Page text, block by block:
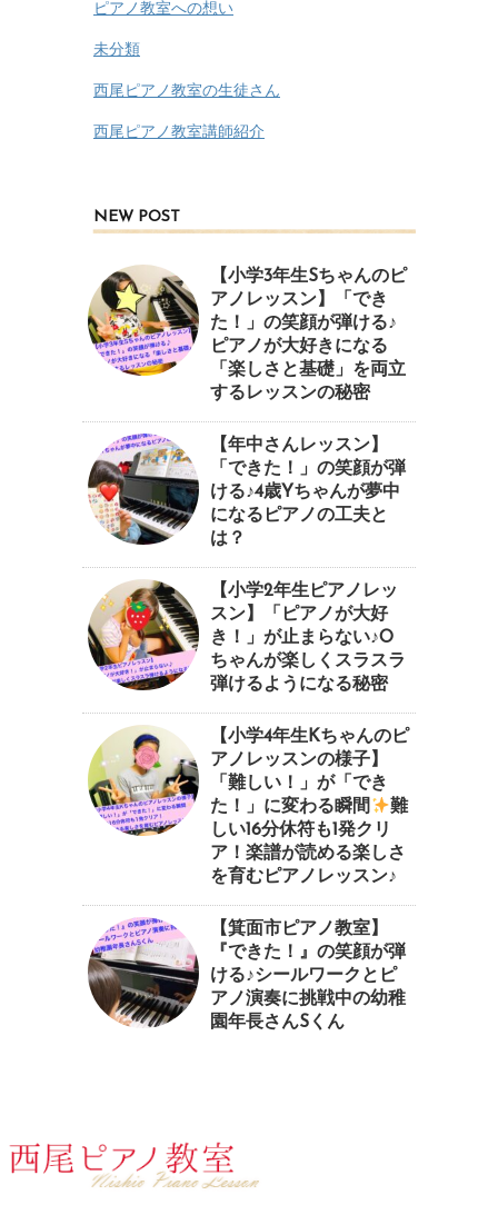
ピアノ教室への想い
未分類
西尾ピアノ教室の生徒さん
西尾ピアノ教室講師紹介
NEW POST
【小学3年生Sちゃんのピ
アノレッスン】「でき
た！」の笑顔が弾ける♪
ピアノが大好きになる
「楽しさと基礎」を両立
するレッスンの秘密
【年中さんレッスン】
「できた！」の笑顔が弾
ける♪4歳Yちゃんが夢中
になるピアノの工夫と
は？
【小学2年生ピアノレッ
スン】「ピアノが大好
き！」が止まらない♪O
ちゃんが楽しくスラスラ
弾けるようになる秘密
【小学4年生Kちゃんのピ
アノレッスンの様子】
「難しい！」が「でき
た！」に変わる瞬間
⁠難
しい16分休符も1発クリ
ア！楽譜が読める楽しさ
を育むピアノレッスン♪⁠
【箕面市ピアノ教室】
『できた！』の笑顔が弾
ける♪シールワークとピ
アノ演奏に挑戦中の幼稚
園年長さんSくん